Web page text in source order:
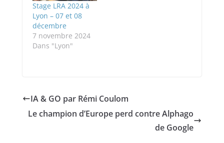
Stage LRA 2024 à
Lyon – 07 et 08
décembre
7 novembre 2024
Dans "Lyon"
IA & GO par Rémi Coulom
Le champion d’Europe perd contre Alphago
de Google